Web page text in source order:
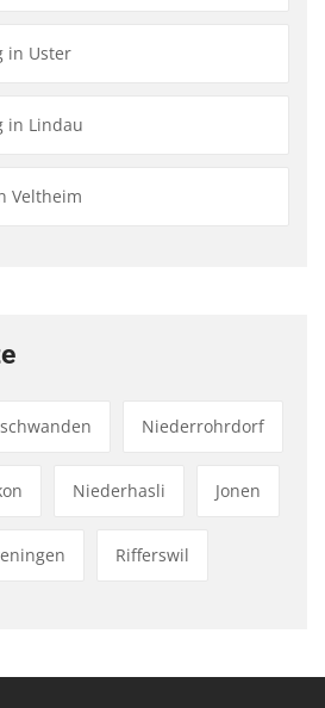
in Uster
in Lindau
Veltheim
Niederrohrdorf
Niederhasli Jonen
Rifferswil